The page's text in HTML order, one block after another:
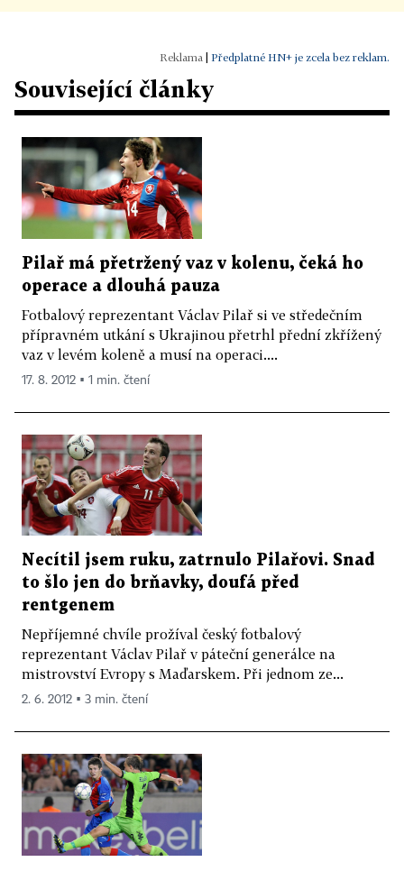
Předplatné HN+ je zcela bez reklam.
Související články
Pilař má přetržený vaz v kolenu, čeká ho
operace a dlouhá pauza
Fotbalový reprezentant Václav Pilař si ve středečním
přípravném utkání s Ukrajinou přetrhl přední zkřížený
vaz v levém koleně a musí na operaci....
17. 8. 2012 ▪ 1 min. čtení
Necítil jsem ruku, zatrnulo Pilařovi. Snad
to šlo jen do brňavky, doufá před
rentgenem
Nepříjemné chvíle prožíval český fotbalový
reprezentant Václav Pilař v páteční generálce na
mistrovství Evropy s Maďarskem. Při jednom ze...
2. 6. 2012 ▪ 3 min. čtení